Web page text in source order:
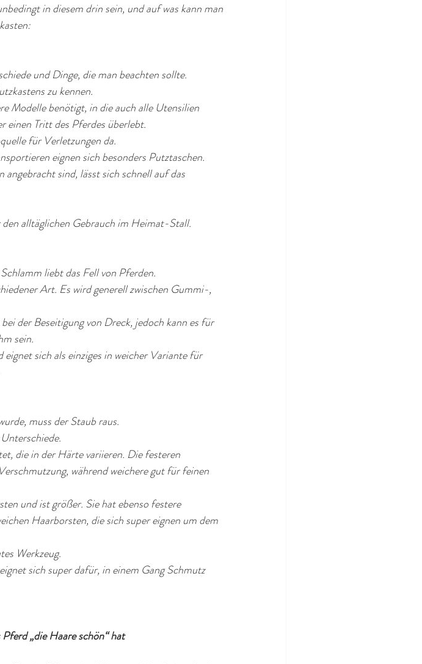
in diesem drin sein, und auf was kann man
und Dinge, die man beachten sollte.
zu kennen.
Modelle benötigt, in die auch alle Utensilien
einen Tritt des Pferdes überlebt.
für Verletzungen da.
eignen sich besonders Putztaschen.
sind, lässt sich schnell auf das
alltäglichen Gebrauch im Heimat-Stall.
liebt das Fell von Pferden.
Art. Es wird generell zwischen Gummi-,
der Beseitigung von Dreck, jedoch kann es für
sein.
sich als einziges in weicher Variante für
muss der Staub raus.
die in der Härte variieren. Die festeren
während weichere gut für feinen
und ist größer. Sie hat ebenso festere
Haarborsten, die sich super eignen um dem
Werkzeug.
sich super dafür, in einem Gang Schmutz
„die Haare schön“ hat